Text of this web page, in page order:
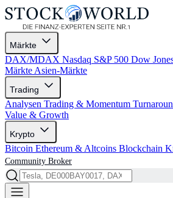
Märkte
DAX/MDAX Nasdaq S&P 500 Dow
Märkte Asien-Märkte
Trading
Analysen Trading & Momentum
Value & Growth
Krypto
Bitcoin Ethereum & Altcoins Blockchain
Community Broker